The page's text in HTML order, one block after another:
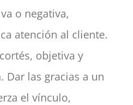
o negativa,
atención al cliente.
objetiva y
Dar las gracias a un
el vínculo,